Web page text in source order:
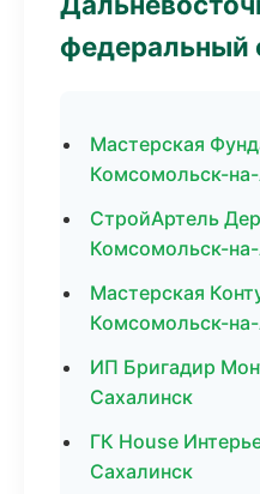
федеральный
Мастерская
Комсомольск-
СтройАртель
Комсомольск-
Мастерская
Комсомольск-
ИП Бригадир
Сахалинск
ГК House
Сахалинск